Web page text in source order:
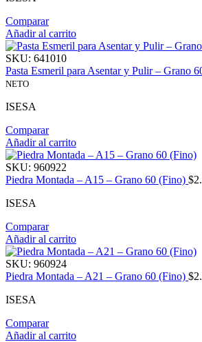
Comparar
Añadir al carrito
SKU: 641010
Pasta Esmeril para Asentar y Pulir – Grano
NETO
ISESA
Comparar
Añadir al carrito
SKU: 960922
Piedra Montada – A15 – Grano 60 (Fino) $
ISESA
Comparar
Añadir al carrito
SKU: 960924
Piedra Montada – A21 – Grano 60 (Fino) $
ISESA
Comparar
Añadir al carrito